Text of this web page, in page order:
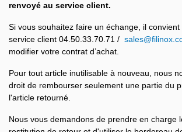
renvoyé au service client.
Si vous souhaitez faire un échange, il
service client 04.50.33.70.71 /
modifier votre contrat d’achat.
Pour tout article inutilisable à nouveau, nous
droit de rembourser seulement une partie du
l'article retourné.
Nous vous demandons de prendre en charge